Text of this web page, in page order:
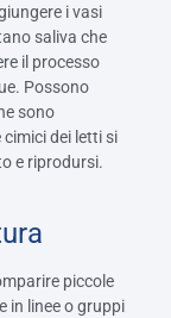
i vasi
saliva che
il processo
Possono
sono
dei letti si
e riprodursi.
piccole
in linee o gruppi